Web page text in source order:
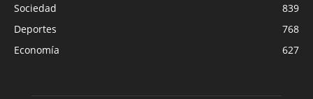
Sociedad
839
Deportes
768
Economía
627